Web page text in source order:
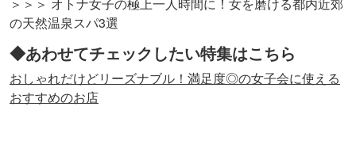
＞＞＞ オトナ女子の極上一人時間に！女を磨ける都内近郊
の天然温泉スパ3選
◆あわせてチェックしたい特集はこちら
おしゃれだけどリーズナブル！満足度◎の女子会に使える
おすすめのお店